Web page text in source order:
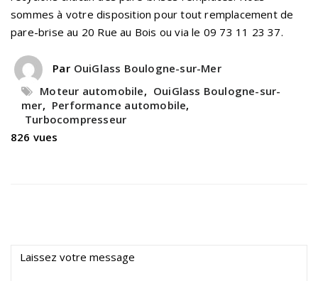
sommes à votre disposition pour tout remplacement de
pare-brise au 20 Rue au Bois ou via le 09 73 11 23 37.
Par OuiGlass Boulogne-sur-Mer
Moteur automobile, OuiGlass Boulogne-sur-
mer, Performance automobile,
Turbocompresseur
826 vues